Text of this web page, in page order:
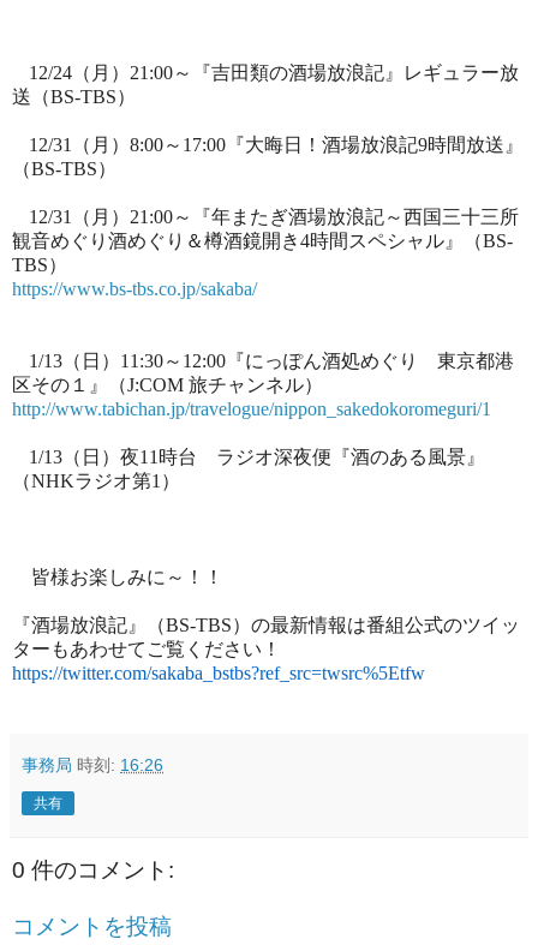
12/24 （月） 21:00～『吉田類の酒場放浪記』レギュラー放
送（BS-TBS）
12/31 （月） 8:00～ 17:00 『大晦日！酒場放浪記9時間放送』
（BS-TBS）
12/31 （月） 21:00～『年またぎ酒場放浪記～西国三十三所
観音めぐり酒めぐり＆樽酒鏡開き4時間スペシャル』（BS-
TBS）
https://www.bs-tbs.co.jp/sakaba/
1/13 （日） 11:30～ 12:00 『にっぽん酒処めぐり 東京都港
区その１』（J:COM 旅チャンネル）
http://www.tabichan.jp/travelogue/nippon_sakedokoromeguri/1
1/13 （日）夜11 時台 ラジオ深夜便『酒のある風景』
（NHKラジオ第1 ）
皆様お楽しみに～！！
『酒場放浪記』（BS-TBS）の最新情報は番組公式のツイッ
ターもあわせてご覧ください！
https://twitter.com/sakaba_bstbs?ref_src=twsrc%5Etfw
事務局 時刻: 16:26
共有
0 件のコメント:
コメントを投稿